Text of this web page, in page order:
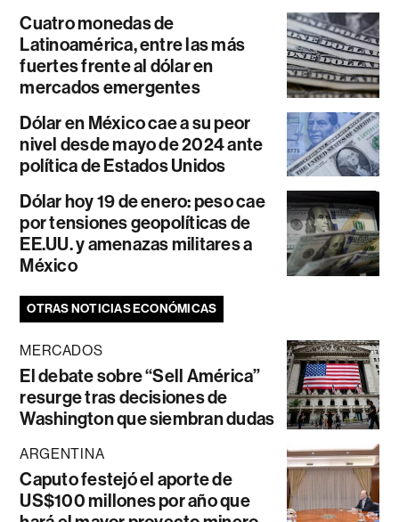
Cuatro monedas de
Latinoamérica, entre las más
fuertes frente al dólar en
mercados emergentes
Dólar en México cae a su peor
nivel desde mayo de 2024 ante
política de Estados Unidos
Dólar hoy 19 de enero: peso cae
por tensiones geopolíticas de
EE.UU. y amenazas militares a
México
OTRAS NOTICIAS ECONÓMICAS
MERCADOS
El debate sobre “Sell América”
resurge tras decisiones de
Washington que siembran dudas
ARGENTINA
Caputo festejó el aporte de
US$100 millones por año que